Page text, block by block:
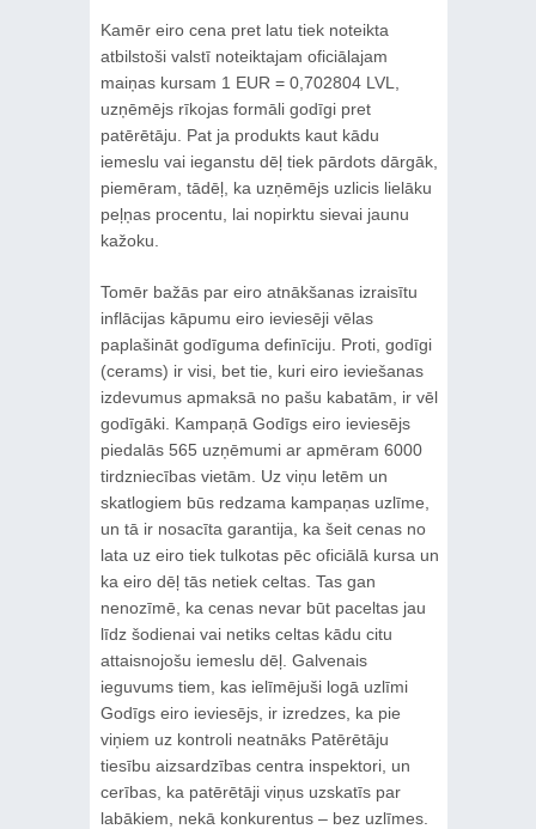
Kamēr eiro cena pret latu tiek noteikta
atbilstoši valstī noteiktajam oficiālajam
maiņas kursam 1 EUR = 0,702804 LVL,
uzņēmējs rīkojas formāli godīgi pret
patērētāju. Pat ja produkts kaut kādu
iemeslu vai ieganstu dēļ tiek pārdots dārgāk,
piemēram, tādēļ, ka uzņēmējs uzlicis lielāku
peļņas procentu, lai nopirktu sievai jaunu
kažoku.
Tomēr bažās par eiro atnākšanas izraisītu
inflācijas kāpumu eiro ieviesēji vēlas
paplašināt godīguma definīciju. Proti, godīgi
(cerams) ir visi, bet tie, kuri eiro ieviešanas
izdevumus apmaksā no pašu kabatām, ir vēl
godīgāki. Kampaņā Godīgs eiro ieviesējs
piedalās 565 uzņēmumi ar apmēram 6000
tirdzniecības vietām. Uz viņu letēm un
skatlogiem būs redzama kampaņas uzlīme,
un tā ir nosacīta garantija, ka šeit cenas no
lata uz eiro tiek tulkotas pēc oficiālā kursa un
ka eiro dēļ tās netiek celtas. Tas gan
nenozīmē, ka cenas nevar būt paceltas jau
līdz šodienai vai netiks celtas kādu citu
attaisnojošu iemeslu dēļ. Galvenais
ieguvums tiem, kas ielīmējuši logā uzlīmi
Godīgs eiro ieviesējs, ir izredzes, ka pie
viņiem uz kontroli neatnāks Patērētāju
tiesību aizsardzības centra inspektori, un
cerības, ka patērētāji viņus uzskatīs par
labākiem, nekā konkurentus – bez uzlīmes.